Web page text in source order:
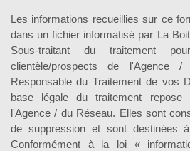
Les informations recueillies sur ce
dans un fichier informatisé par La
Sous-traitant du traitement
clientèle/prospects de l'Agence
Responsable du Traitement de vos
base légale du traitement
l'Agence / du Réseau. Elles sont
de suppression et sont destinées
Conformément à la loi «